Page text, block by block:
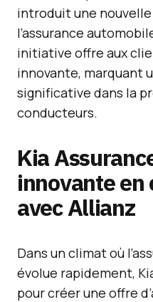
introduit une
l’assurance
initiative offre aux
innovante, marquant
significative dans la
conducteurs.
Kia
innovante
avec Allianz
Dans un climat où
évolue rapidement,
pour créer une offre